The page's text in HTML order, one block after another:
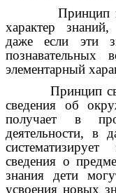
Принцип
характер
даже если эти
познавательных
элементарный
Принцип
сведения об
получает в
деятельности, в
сведения о
знания дети
усвоения новых